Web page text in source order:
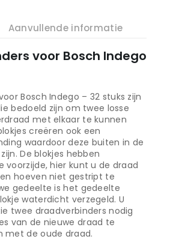
Aanvullende informatie
voor Bosch Indego
Bosch Indego – 32 stuks zijn
bedoeld zijn om twee losse
met elkaar te kunnen
creëren ook een
waardoor deze buiten in de
De blokjes hebben
voorzijde, hier kunt u de draad
hoeven niet gestript te
gedeelte is het gedeelte
waterdicht verzegeld. U
twee draadverbinders nodig
van de nieuwe draad te
met de oude draad.